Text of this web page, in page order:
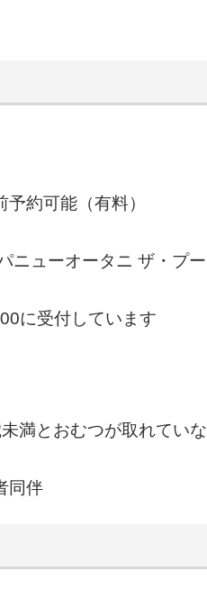
約可能（有料）
ニューオータニ ザ・プー
に受付しています
満とおむつが取れていな
同伴